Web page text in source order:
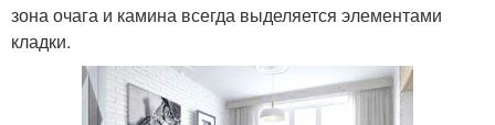
зона очага и камина всегда выделяется элементами
кладки.